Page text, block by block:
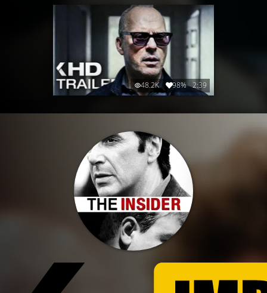
48.2K 98% 2:39